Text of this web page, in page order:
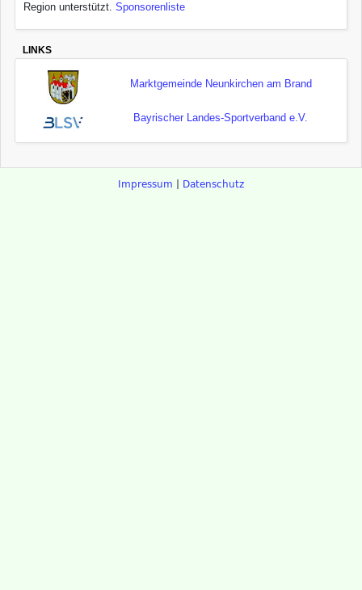
Region unterstützt. Sponsorenliste
LINKS
Marktgemeinde Neunkirchen am Brand
Bayrischer Landes-Sportverband e.V.
Impressum | Datenschutz